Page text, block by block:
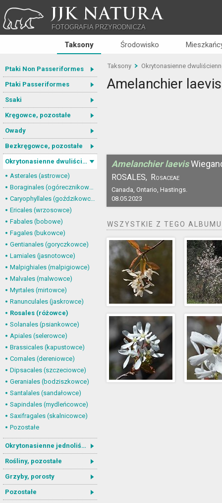
JJK NATURA
FOTOGRAFIA PRZYRODNICZA
Taksony Środowisko
Ptaki Non Passeriformes
Ptaki Passeriformes
Ssaki
Kręgowce, pozostałe
Owady
Bezkręgowce, pozostałe
Okrytonasienne dwuliścienne
Asterales (astrowce)
Boraginales (ogórecznikowce)
Caryophyllales (goździkowce)
Ericales (wrzosowce)
Fabales (bobowe)
Fagales (bukowce)
Gentianales (goryczkowce)
Lamiales (jasnotowce)
Malpighiales (malpigiowce)
Malvales (malwowce)
Myrtales (mirtowce)
Ranunculales (jaskrowce)
Rosales (różowce)
Solanales (psiankowce)
Apiales (selerowce)
Brassicales (kapustowce)
Cornales (dereniowce)
Dipsacales (szczeciowce)
Geraniales (bodziszkowce)
Santalales (sandałowce)
Sapindales (mydleńcowce)
Saxifragales (skalnicowce)
Pozostałe
Okrytonasienne jednoliścienne
Rośliny, pozostałe
Grzyby, porosty
Pozostałe
Taksony Okrytonasienne
Amelanchier laevis
Amelanchier laevis
ROSALES, Rosaceae
Canada, Ontario, Hastings.
08.05.2023
WSZYSTKIE Z TEGO ALBUMU